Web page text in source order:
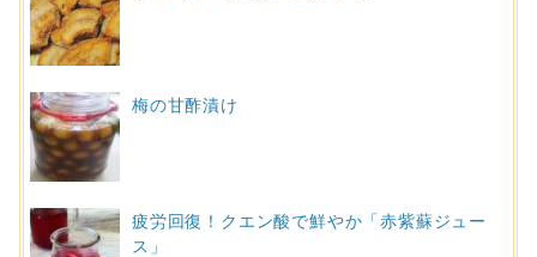
梅の甘酢漬け
疲労回復！クエン酸で鮮やか「赤紫蘇ジュー
ス」